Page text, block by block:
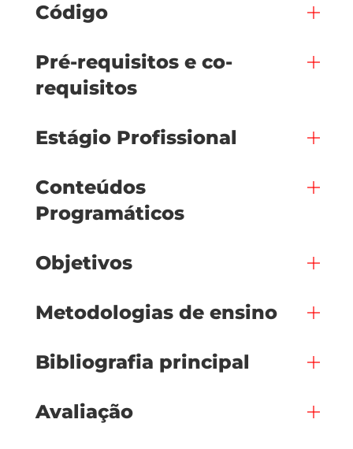
Código
Pré-requisitos e co-
requisitos
Estágio Profissional
Conteúdos
Programáticos
Objetivos
Metodologias de ensino
Bibliografia principal
Avaliação